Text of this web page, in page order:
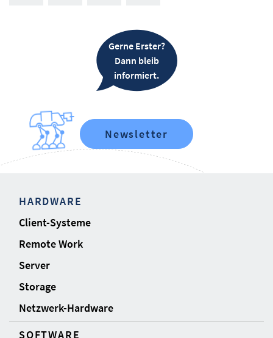
Gerne Erster?
Dann bleib
informiert.
Newsletter
HARDWARE
Client-Systeme
Remote Work
Server
Storage
Netzwerk-Hardware
SOFTWARE